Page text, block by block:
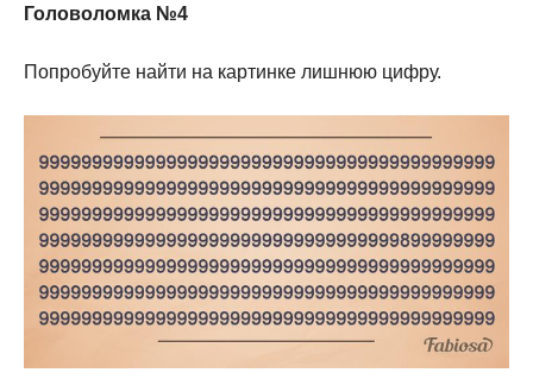
Головоломка №4
Попробуйте найти на картинке лишнюю цифру.